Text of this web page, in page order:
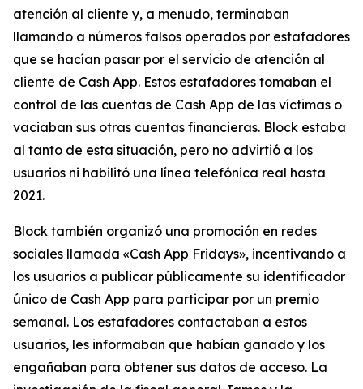
atención al cliente y, a menudo, terminaban
llamando a números falsos operados por estafadores
que se hacían pasar por el servicio de atención al
cliente de Cash App. Estos estafadores tomaban el
control de las cuentas de Cash App de las víctimas o
vaciaban sus otras cuentas financieras. Block estaba
al tanto de esta situación, pero no advirtió a los
usuarios ni habilitó una línea telefónica real hasta
2021.
Block también organizó una promoción en redes
sociales llamada «Cash App Fridays», incentivando a
los usuarios a publicar públicamente su identificador
único de Cash App para participar por un premio
semanal. Los estafadores contactaban a estos
usuarios, les informaban que habían ganado y los
engañaban para obtener sus datos de acceso. La